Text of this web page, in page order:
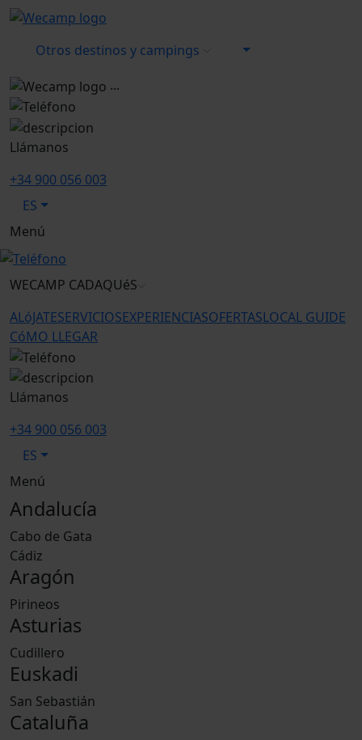
Otros destinos y campings
...
Llámanos
+34 900 056 003
ES
Menú
WECAMP CADAQUéS
ALóJATESERVICIOSEXPERIENCIASOFERTASLOCAL GUIDE
CóMO LLEGAR
Llámanos
+34 900 056 003
ES
Menú
Andalucía
Cabo de Gata
Cádiz
Aragón
Pirineos
Asturias
Cudillero
Euskadi
San Sebastián
Cataluña